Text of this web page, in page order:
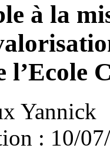
à la
l’Ecole
Yannick
: 10/